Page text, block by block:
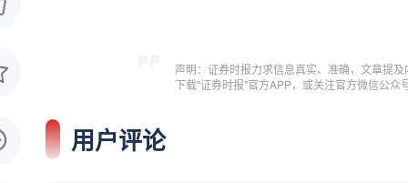
声明：证券时报力求信息真实、准确，文章提
下载"证券时报"官方APP，或关注官方微信公
用户评论